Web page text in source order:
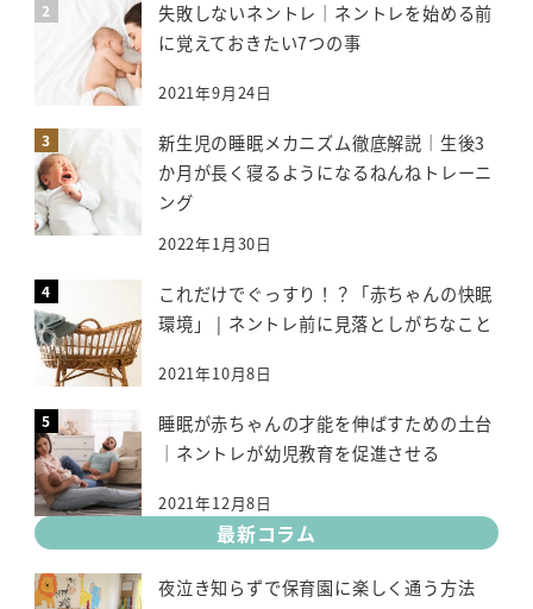
失敗しないネントレ｜ネントレを始める前
に覚えておきたい7つの事
2021年9月24日
新生児の睡眠メカニズム徹底解説｜生後3
か月が長く寝るようになるねんねトレーニ
ング
2022年1月30日
これだけでぐっすり！？「赤ちゃんの快眠
環境」 | ネントレ前に見落としがちなこと
2021年10月8日
睡眠が赤ちゃんの才能を伸ばすための土台
｜ネントレが幼児教育を促進させる
2021年12月8日
最新コラム
夜泣き知らずで保育園に楽しく通う方法